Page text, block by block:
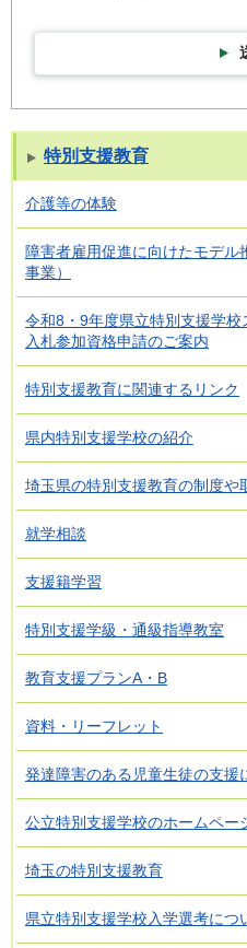
特別支援教育
介護等の体験
障害者雇用促進に向けたモデル
事業）
令和8・9年度県立特別支援学
入札参加資格申請のご案内
特別支援教育に関連するリンク
県内特別支援学校の紹介
埼玉県の特別支援教育の制度や
就学相談
支援籍学習
特別支援学級・通級指導教室
教育支援プランA・B
資料・リーフレット
発達障害のある児童生徒の支援
公立特別支援学校のホームペー
埼玉の特別支援教育
県立特別支援学校入学選考につ